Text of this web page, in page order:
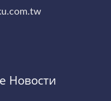
Новости